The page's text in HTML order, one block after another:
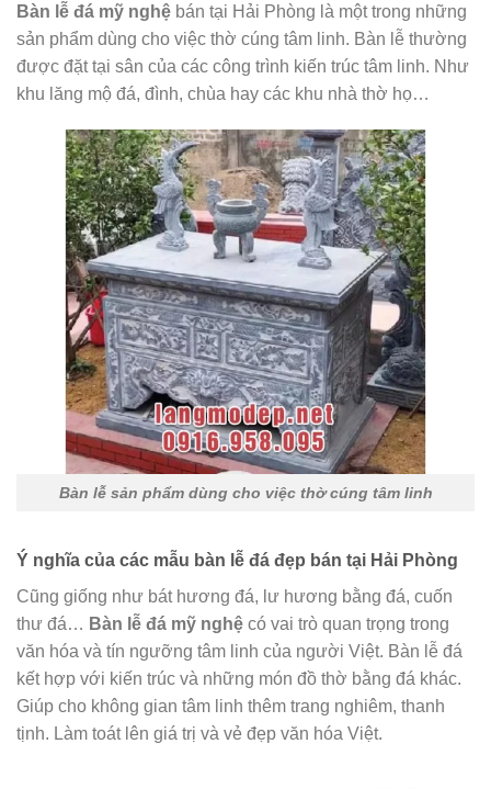
Bàn lễ đá mỹ nghệ bán tại Hải Phòng là một trong những
sản phẩm dùng cho việc thờ cúng tâm linh. Bàn lễ thường
được đặt tại sân của các công trình kiến trúc tâm linh. Như
khu lăng mộ đá, đình, chùa hay các khu nhà thờ họ…
Bàn lễ sản phẩm dùng cho việc thờ cúng tâm linh
Ý nghĩa của các mẫu bàn lễ đá đẹp bán tại Hải Phòng
Cũng giống như bát hương đá, lư hương bằng đá, cuốn
thư đá… Bàn lễ đá mỹ nghệ có vai trò quan trọng trong
văn hóa và tín ngưỡng tâm linh của người Việt. Bàn lễ đá
kết hợp với kiến trúc và những món đồ thờ bằng đá khác.
Giúp cho không gian tâm linh thêm trang nghiêm, thanh
tịnh. Làm toát lên giá trị và vẻ đẹp văn hóa Việt.